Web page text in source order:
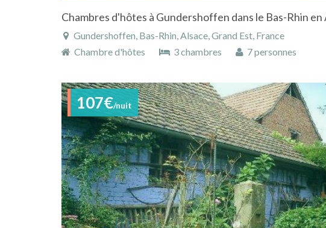
Gundershoffen, Bas-Rhin, Alsace, Grand Est, France
Chambre d'hôtes
3 chambres 7 personnes
107€/nuit